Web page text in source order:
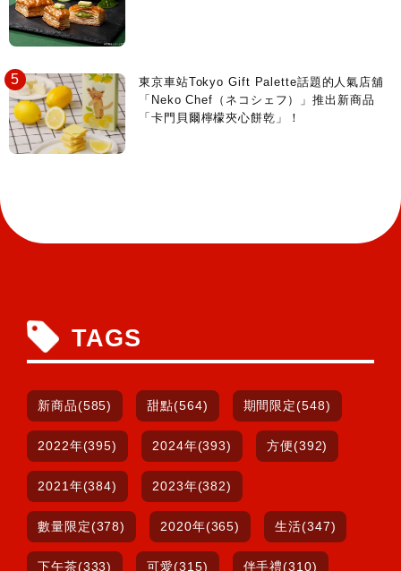
東京車站Tokyo Gift Palette話題的人氣店舖
「Neko Chef（ネコシェフ）」推出新商品
「卡門貝爾檸檬夾心餅乾」！
TAGS
新商品(585) 甜點(564) 期間限定(548)
2022年(395) 2024年(393) 方便(392)
2021年(384) 2023年(382)
數量限定(378) 2020年(365) 生活(347)
下午茶(333) 可愛(315) 伴手禮(310)